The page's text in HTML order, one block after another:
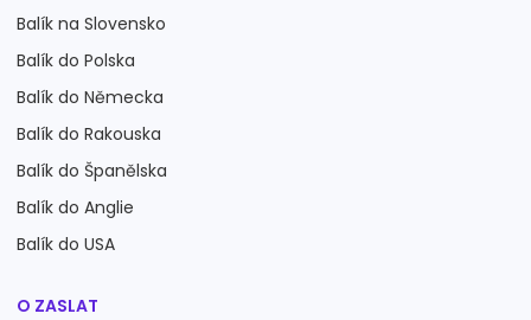
Balík na Slovensko
Balík do Polska
Balík do Německa
Balík do Rakouska
Balík do Španělska
Balík do Anglie
Balík do USA
O ZASLAT